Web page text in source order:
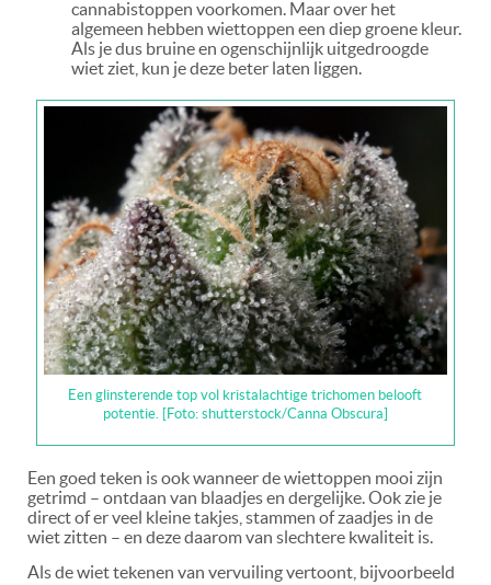
cannabistoppen voorkomen. Maar over het
algemeen hebben wiettoppen een diep groene kleur.
Als je dus bruine en ogenschijnlijk uitgedroogde
wiet ziet, kun je deze beter laten liggen.
Een glinsterende top vol kristalachtige trichomen belooft
potentie. [Foto: shutterstock/Canna Obscura]
Een goed teken is ook wanneer de wiettoppen mooi zijn
getrimd – ontdaan van blaadjes en dergelijke. Ook zie je
direct of er veel kleine takjes, stammen of zaadjes in de
wiet zitten – en deze daarom van slechtere kwaliteit is.
Als de wiet tekenen van vervuiling vertoont, bijvoorbeeld